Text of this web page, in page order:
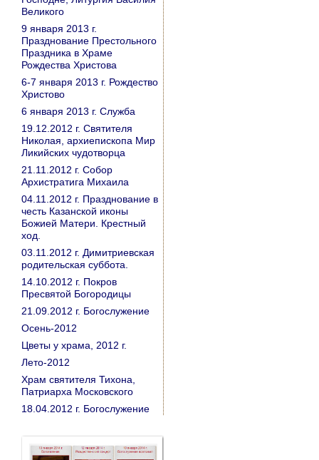
Великого
9 января 2013 г.
Празднование Престольного
Праздника в Храме
Рождества Христова
6-7 января 2013 г. Рождество
Христово
6 января 2013 г. Служба
19.12.2012 г. Святителя
Николая, архиепископа Мир
Ликийских чудотворца
21.11.2012 г. Собор
Архистратига Михаила
04.11.2012 г. Празднование в
честь Казанской иконы
Божией Матери. Крестный
ход.
03.11.2012 г. Димитриевская
родительская суббота.
14.10.2012 г. Покров
Пресвятой Богородицы
21.09.2012 г. Богослужение
Осень-2012
Цветы у храма, 2012 г.
Лето-2012
Храм святителя Тихона,
Патриарха Московского
18.04.2012 г. Богослужение